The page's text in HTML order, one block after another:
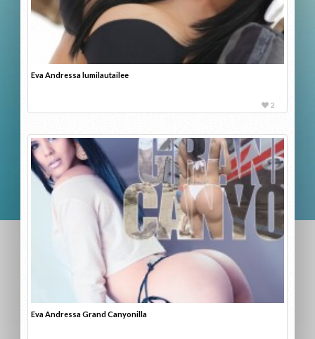
Eva Andressa lumilautailee
2
Eva Andressa Grand Canyonilla